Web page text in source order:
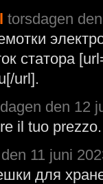
torsdagen
статора
url].
den 12
il tuo prezzo.
11 juni
для